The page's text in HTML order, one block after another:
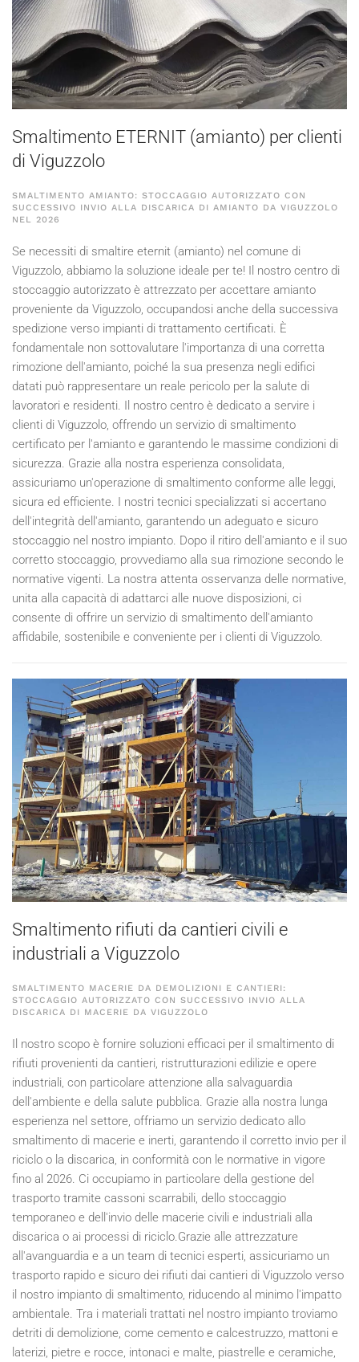
Smaltimento ETERNIT (amianto) per clienti
di Viguzzolo
SMALTIMENTO AMIANTO: STOCCAGGIO AUTORIZZATO CON
SUCCESSIVO INVIO ALLA DISCARICA DI AMIANTO DA VIGUZZOLO
NEL 2026
Se necessiti di smaltire eternit (amianto) nel comune di
Viguzzolo, abbiamo la soluzione ideale per te! Il nostro centro di
stoccaggio autorizzato è attrezzato per accettare amianto
proveniente da Viguzzolo, occupandosi anche della successiva
spedizione verso impianti di trattamento certificati. È
fondamentale non sottovalutare l'importanza di una corretta
rimozione dell'amianto, poiché la sua presenza negli edifici
datati può rappresentare un reale pericolo per la salute di
lavoratori e residenti. Il nostro centro è dedicato a servire i
clienti di Viguzzolo, offrendo un servizio di smaltimento
certificato per l'amianto e garantendo le massime condizioni di
sicurezza. Grazie alla nostra esperienza consolidata,
assicuriamo un'operazione di smaltimento conforme alle leggi,
sicura ed efficiente. I nostri tecnici specializzati si accertano
dell'integrità dell'amianto, garantendo un adeguato e sicuro
stoccaggio nel nostro impianto. Dopo il ritiro dell'amianto e il suo
corretto stoccaggio, provvediamo alla sua rimozione secondo le
normative vigenti. La nostra attenta osservanza delle normative,
unita alla capacità di adattarci alle nuove disposizioni, ci
consente di offrire un servizio di smaltimento dell'amianto
affidabile, sostenibile e conveniente per i clienti di Viguzzolo.
Smaltimento rifiuti da cantieri civili e
industriali a Viguzzolo
SMALTIMENTO MACERIE DA DEMOLIZIONI E CANTIERI:
STOCCAGGIO AUTORIZZATO CON SUCCESSIVO INVIO ALLA
DISCARICA DI MACERIE DA VIGUZZOLO
Il nostro scopo è fornire soluzioni efficaci per il smaltimento di
rifiuti provenienti da cantieri, ristrutturazioni edilizie e opere
industriali, con particolare attenzione alla salvaguardia
dell'ambiente e della salute pubblica. Grazie alla nostra lunga
esperienza nel settore, offriamo un servizio dedicato allo
smaltimento di macerie e inerti, garantendo il corretto invio per il
riciclo o la discarica, in conformità con le normative in vigore
fino al 2026. Ci occupiamo in particolare della gestione del
trasporto tramite cassoni scarrabili, dello stoccaggio
temporaneo e dell'invio delle macerie civili e industriali alla
discarica o ai processi di riciclo.Grazie alle attrezzature
all'avanguardia e a un team di tecnici esperti, assicuriamo un
trasporto rapido e sicuro dei rifiuti dai cantieri di Viguzzolo verso
il nostro impianto di smaltimento, riducendo al minimo l'impatto
ambientale. Tra i materiali trattati nel nostro impianto troviamo
detriti di demolizione, come cemento e calcestruzzo, mattoni e
laterizi, pietre e rocce, intonaci e malte, piastrelle e ceramiche,